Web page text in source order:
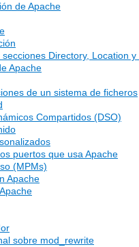
de Apache
Directory, Location y
Apache
de un sistema de ficheros
Compartidos (DSO)
puertos que usa Apache
(MPMs)
Apache
sobre mod_rewrite